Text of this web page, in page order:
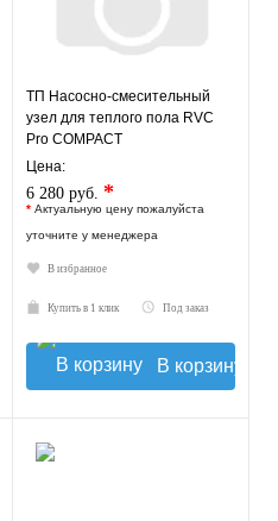
ТП Насосно-смесительный
узел для теплого пола RVC
Pro COMPACT
Цена:
6 280 руб. *
* Актуальную цену пожалуйста
уточните у менеджера
В избранное
Купить в 1 клик Под заказ
В корзину